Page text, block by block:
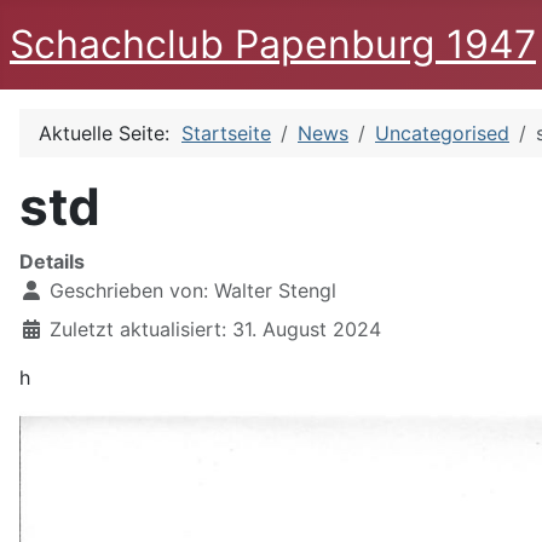
Schachclub Papenburg 1947
Aktuelle Seite: Startseite News Uncategorised
std
Details
Geschrieben von: Walter Stengl
Zuletzt aktualisiert: 31. August 2024
h